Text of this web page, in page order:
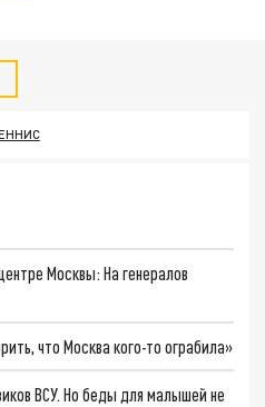
Москвы: На генералов
что Москва кого-то ограбила»
ВСУ. Но беды для малышей не